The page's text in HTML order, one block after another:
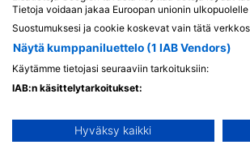
Tietoja voidaan jakaa Euroopan unionin
Suostumuksesi ja cookie koskevat vain tätä
Näytä kumppaniluettelo (1 IAB Vendors)
Käytämme tietojasi seuraaviin tarkoituksiin:
IAB:n käsittelytarkoitukset:
Hyväksy kaikki